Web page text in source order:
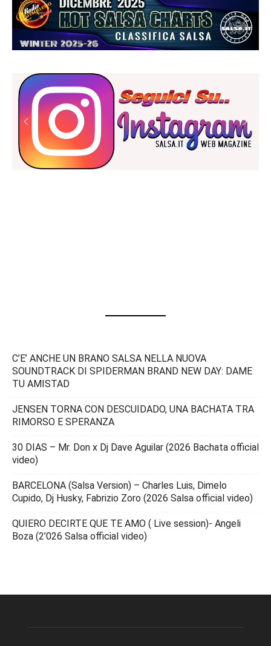
C’E’ ANCHE UN BRANO SALSA NELLA NUOVA
SOUNDTRACK DI SPIDERMAN BRAND NEW DAY: DAME
TU AMISTAD
JENSEN TORNA CON DESCUIDADO, UNA BACHATA TRA
RIMORSO E SPERANZA
30 DIAS – Mr. Don x Dj Dave Aguilar (2026 Bachata official
video)
BARCELONA (Salsa Version) – Charles Luis, Dimelo
Cupido, Dj Husky, Fabrizio Zoro (2026 Salsa official video)
QUIERO DECIRTE QUE TE AMO ( Live session)- Angeli
Boza (2’026 Salsa official video)